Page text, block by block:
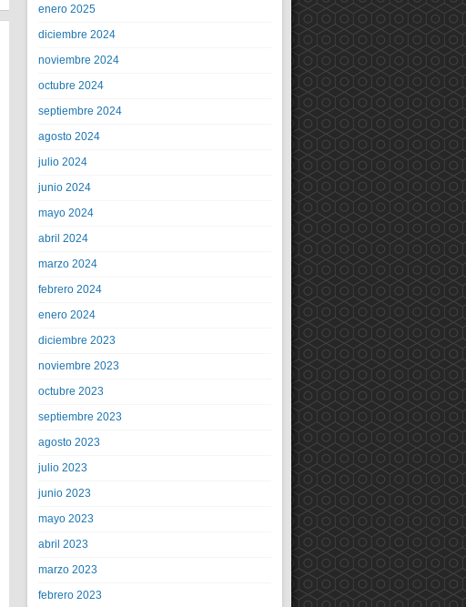
enero 2025
diciembre 2024
noviembre 2024
octubre 2024
septiembre 2024
agosto 2024
julio 2024
junio 2024
mayo 2024
abril 2024
marzo 2024
febrero 2024
enero 2024
diciembre 2023
noviembre 2023
octubre 2023
septiembre 2023
agosto 2023
julio 2023
junio 2023
mayo 2023
abril 2023
marzo 2023
febrero 2023